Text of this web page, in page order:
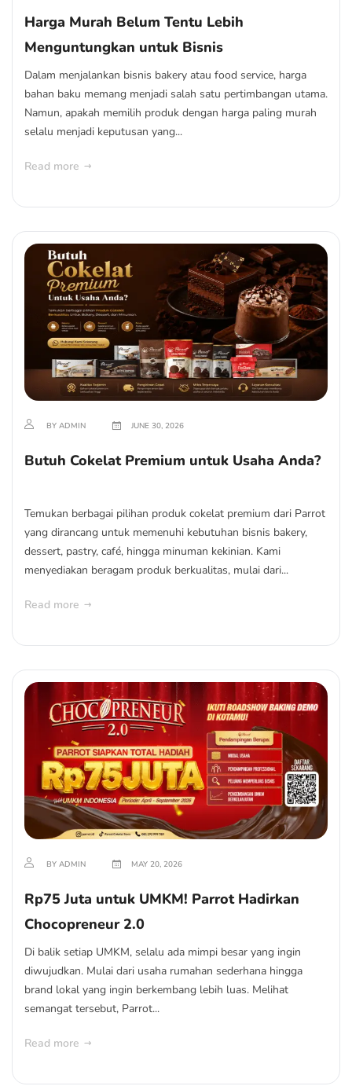
Harga Murah Belum Tentu Lebih
Menguntungkan untuk Bisnis
Dalam menjalankan bisnis bakery atau food service, harga
bahan baku memang menjadi salah satu pertimbangan utama.
Namun, apakah memilih produk dengan harga paling murah
selalu menjadi keputusan yang...
Read more
BY ADMIN JUNE 30, 2026
Butuh Cokelat Premium untuk Usaha Anda?
Temukan berbagai pilihan produk cokelat premium dari Parrot
yang dirancang untuk memenuhi kebutuhan bisnis bakery,
dessert, pastry, café, hingga minuman kekinian. Kami
menyediakan beragam produk berkualitas, mulai dari...
Read more
BY ADMIN MAY 20, 2026
Rp75 Juta untuk UMKM! Parrot Hadirkan
Chocopreneur 2.0
Di balik setiap UMKM, selalu ada mimpi besar yang ingin
diwujudkan. Mulai dari usaha rumahan sederhana hingga
brand lokal yang ingin berkembang lebih luas. Melihat
semangat tersebut, Parrot...
Read more